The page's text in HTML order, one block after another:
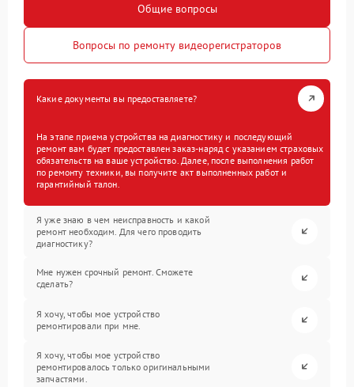
Общие вопросы
Вопросы по ремонту видеорегистраторов
Какие документы вы предоставляете?
На этапе приема устройства на диагностику и последующий
ремонт вам будет предоставлен заказ-наряд с указанием страховых
обязательств на ваше устройство. Далее, после выполнения работ
по ремонту техники, вы получите акт выполненных работ и
гарантийный талон.
Я уже знаю в чем неисправность и какой
ремонт необходим. Для чего проводить
диагностику?
Мне нужен срочный ремонт. Сможете
сделать?
Я хочу, чтобы мое устройство
ремонтировали при мне.
Я хочу, чтобы мое устройство
ремонтировалось только оригинальными
запчастями.